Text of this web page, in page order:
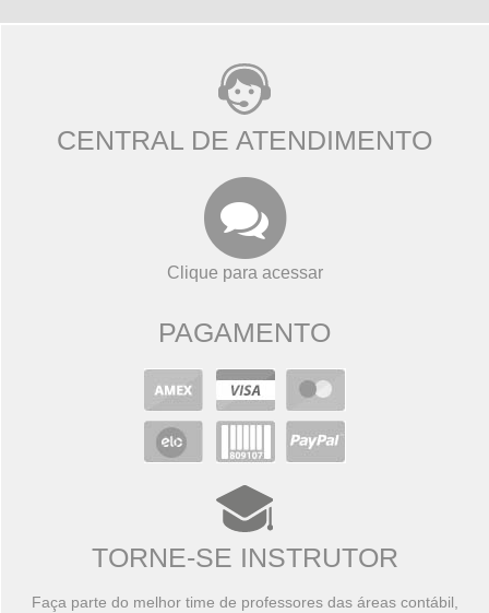
CENTRAL DE ATENDIMENTO
Clique para acessar
PAGAMENTO
TORNE-SE INSTRUTOR
Faça parte do melhor time de professores das áreas contábil,